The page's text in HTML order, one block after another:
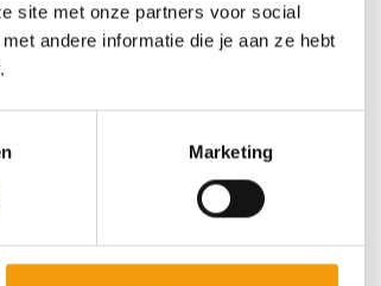
site met onze partners voor social
andere informatie die je aan ze hebt
Marketing
-
en